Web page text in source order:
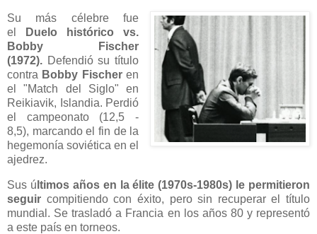
Su más célebre fue
el
Duelo histórico vs.
Bobby Fischer
(1972). Defendió su título
contra Bobby Fischeren
el "Match del Siglo" en
Reikiavik, Islandia. Perdió
el campeonato (12,5 -
8,5), marcando el fin de la
hegemonía soviética en el
ajedrez.
Sus ú ltimos años en la élite (1970s-1980s) le permitieron
seguir compitiendo con éxito, pero sin recuperar el título
mundial. Se trasladó a Francia en los años 80 y representó
a este país en torneos.